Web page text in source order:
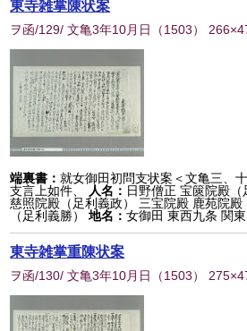
東寺雑掌陳状案
ヲ函/129/ 文亀3年10月日 （1503）
端裏書：就女御田初問支状案＜文亀三、
支言上如件、
人名： 日野僧正 宝篋院殿
慈照院殿（足利義政） 三宝院殿 鹿苑院
（足利義勝）
地名：女御田 東西九条 関東
東寺雑掌重陳状案
ヲ函/130/ 文亀3年10月日 （1503）